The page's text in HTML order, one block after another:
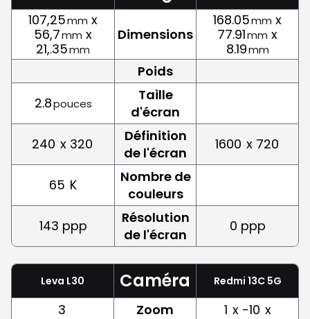
107,25mm x
56,7mm x
21,.35mm
Dimensions
168.05mm x
77.91mm x
8.19mm
Poids
2.8pouces
Taille
d'écran
240 x 320
Définition
de l'écran
1600 x 720
65 K
Nombre de
couleurs
143 ppp
Résolution
de l'écran
0 ppp
Leva L30 Caméra Redmi 13C 5G
3 Zoom 1 x -10 x